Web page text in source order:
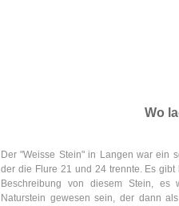
Wo
Der "Weisse Stein" in Langen war ein
der die Flure 21 und 24 trennte. Es
Beschreibung von diesem Stein,
Naturstein gewesen sein, der dann